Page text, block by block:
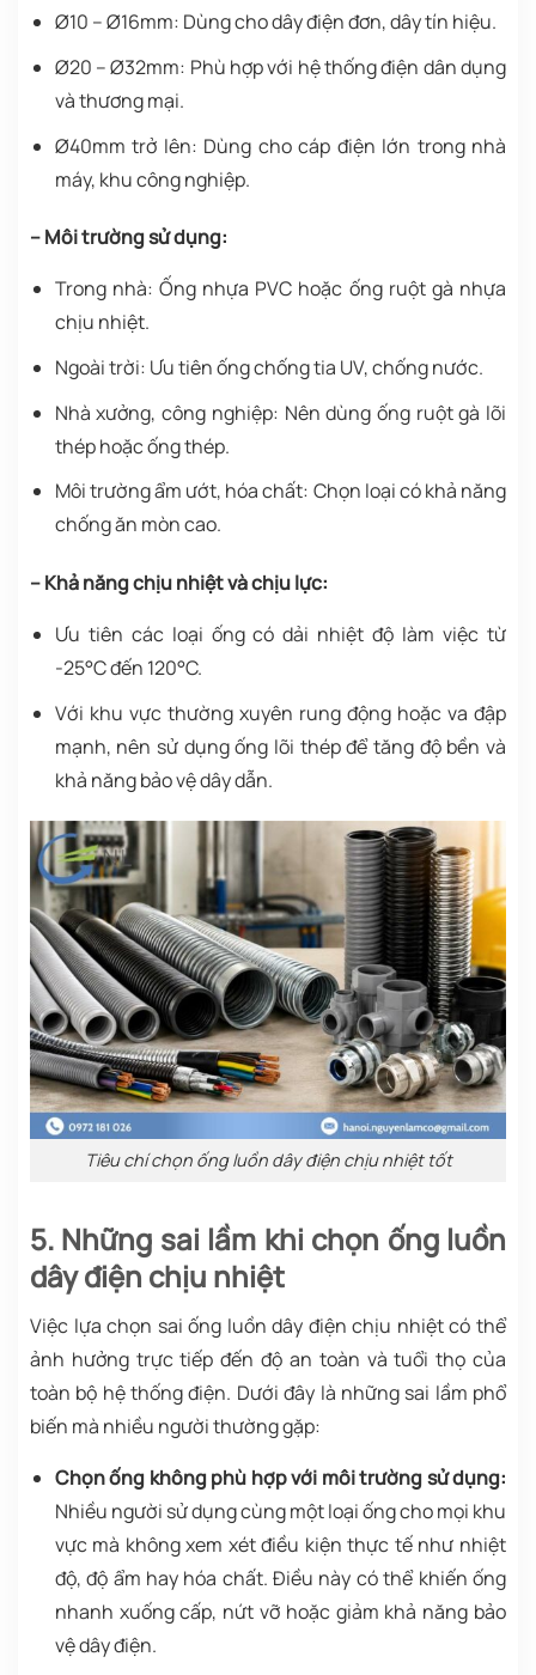
Ø10 – Ø16mm: Dùng cho dây điện đơn, dây tín hiệu.
Ø20 – Ø32mm: Phù hợp với hệ thống điện dân dụng
và thương mại.
Ø40mm trở lên: Dùng cho cáp điện lớn trong nhà
máy, khu công nghiệp.
– Môi trường sử dụng:
Trong nhà: Ống nhựa PVC hoặc ống ruột gà nhựa
chịu nhiệt.
Ngoài trời: Ưu tiên ống chống tia UV, chống nước.
Nhà xưởng, công nghiệp: Nên dùng ống ruột gà lõi
thép hoặc ống thép.
Môi trường ẩm ướt, hóa chất: Chọn loại có khả năng
chống ăn mòn cao.
– Khả năng chịu nhiệt và chịu lực:
Ưu tiên các loại ống có dải nhiệt độ làm việc từ
-25°C đến 120°C.
Với khu vực thường xuyên rung động hoặc va đập
mạnh, nên sử dụng ống lõi thép để tăng độ bền và
khả năng bảo vệ dây dẫn.
Tiêu chí chọn ống luồn dây điện chịu nhiệt tốt
5. Những sai lầm khi chọn ống luồn
dây điện chịu nhiệt
Việc lựa chọn sai ống luồn dây điện chịu nhiệt có thể
ảnh hưởng trực tiếp đến độ an toàn và tuổi thọ của
toàn bộ hệ thống điện. Dưới đây là những sai lầm phổ
biến mà nhiều người thường gặp:
Chọn ống không phù hợp với môi trường sử dụng:
Nhiều người sử dụng cùng một loại ống cho mọi khu
vực mà không xem xét điều kiện thực tế như nhiệt
độ, độ ẩm hay hóa chất. Điều này có thể khiến ống
nhanh xuống cấp, nứt vỡ hoặc giảm khả năng bảo
vệ dây điện.